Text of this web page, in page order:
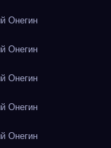
Онегин
Онегин
Онегин
Онегин
Онегин